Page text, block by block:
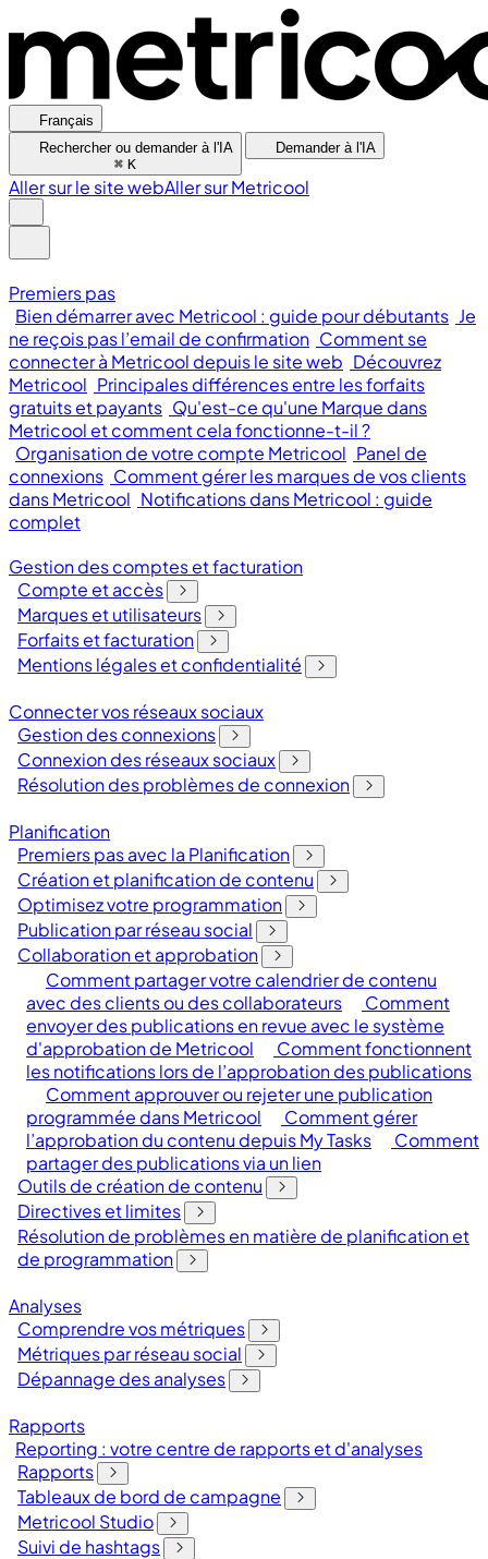
Français
Rechercher ou demander à l'IA
⌘ K
Demander à l'IA
Aller sur le site webAller sur Metricool
Premiers pas
Bien démarrer avec Metricool : guide pour débutants Je
ne reçois pas l’email de confirmation Comment se
connecter à Metricool depuis le site web Découvrez
Metricool Principales différences entre les forfaits
gratuits et payants Qu'est-ce qu'une Marque dans
Metricool et comment cela fonctionne-t-il ?
Organisation de votre compte Metricool Panel de
connexions Comment gérer les marques de vos clients
dans Metricool Notifications dans Metricool : guide
complet
Gestion des comptes et facturation
Compte et accès
Marques et utilisateurs
Forfaits et facturation
Mentions légales et confidentialité
Connecter vos réseaux sociaux
Gestion des connexions
Connexion des réseaux sociaux
Résolution des problèmes de connexion
Planification
Premiers pas avec la Planification
Création et planification de contenu
Optimisez votre programmation
Publication par réseau social
Collaboration et approbation
Comment partager votre calendrier de contenu
avec des clients ou des collaborateurs
Comment
envoyer des publications en revue avec le système
d'approbation de Metricool
Comment fonctionnent
les notifications lors de l’approbation des publications
Comment approuver ou rejeter une publication
programmée dans Metricool
Comment gérer
l’approbation du contenu depuis My Tasks
Comment
partager des publications via un lien
Outils de création de contenu
Directives et limites
Résolution de problèmes en matière de planification et
de programmation
Analyses
Comprendre vos métriques
Métriques par réseau social
Dépannage des analyses
Rapports
Reporting : votre centre de rapports et d'analyses
Rapports
Tableaux de bord de campagne
Metricool Studio
Suivi de hashtags